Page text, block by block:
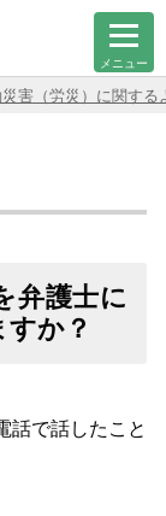
メニュー
害（労災）に関する
弁護士に
か？
話で話したこと